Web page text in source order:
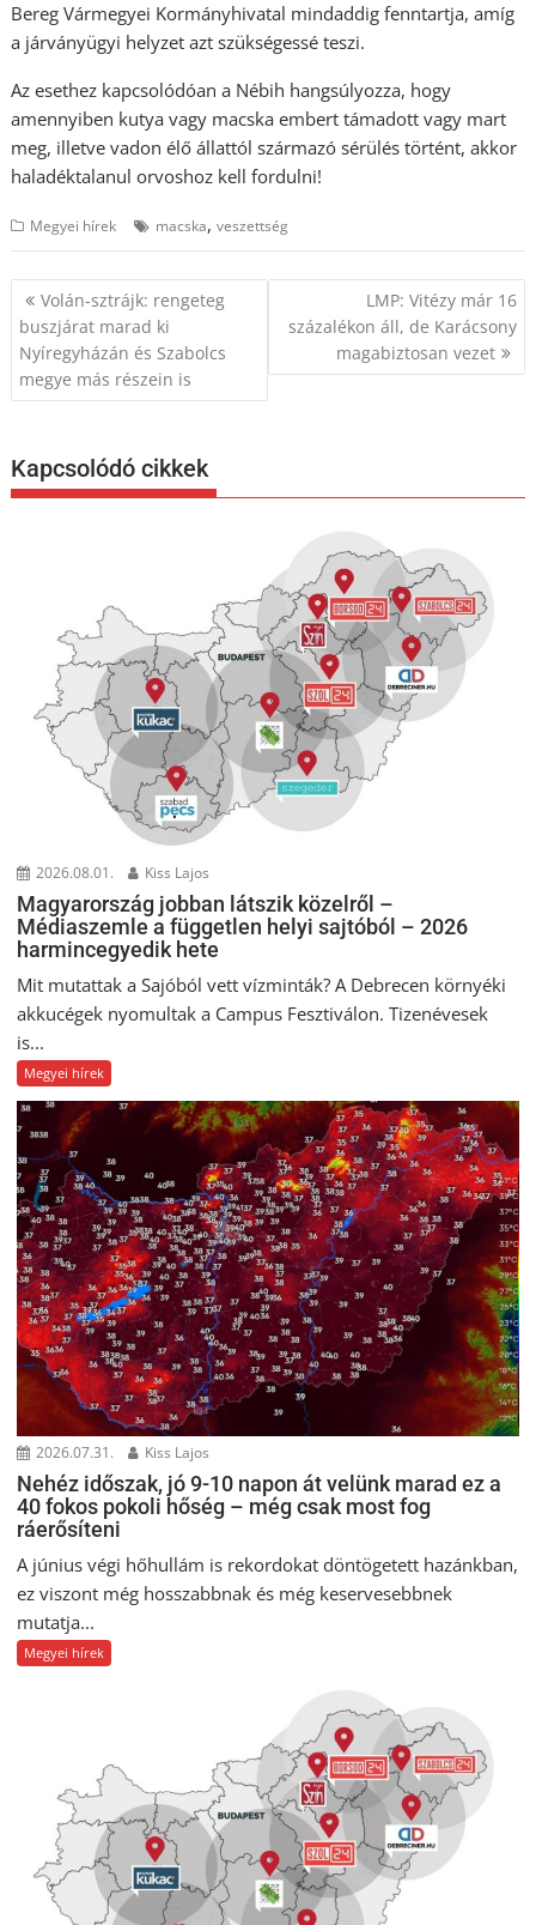
Bereg Vármegyei Kormányhivatal mindaddig fenntartja, amíg
a járványügyi helyzet azt szükségessé teszi.
Az esethez kapcsolódóan a Nébih hangsúlyozza, hogy
amennyiben kutya vagy macska embert támadott vagy mart
meg, illetve vadon élő állattól származó sérülés történt, akkor
haladéktalanul orvoshoz kell fordulni!
Megyei hírek macska,veszettség
Bejegyzés
navigáció
Volán-sztrájk: rengeteg
buszjárat marad ki
Nyíregyházán és Szabolcs
megye más részein is
LMP: Vitézy már 16
százalékon áll, de Karácsony
magabiztosan vezet
Kapcsolódó cikkek
2026.08.01. Kiss Lajos
Magyarország jobban látszik közelről –
Médiaszemle a független helyi sajtóból – 2026
harmincegyedik hete
Mit mutattak a Sajóból vett vízminták? A Debrecen környéki
akkucégek nyomultak a Campus Fesztiválon. Tizenévesek
is...
Megyei hírek
2026.07.31. Kiss Lajos
Nehéz időszak, jó 9-10 napon át velünk marad ez a
40 fokos pokoli hőség – még csak most fog
ráerősíteni
A június végi hőhullám is rekordokat döntögetett hazánkban,
ez viszont még hosszabbnak és még keservesebbnek
mutatja...
Megyei hírek